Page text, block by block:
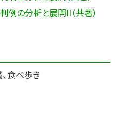
例の分析と展開II（共著）
食べ歩き